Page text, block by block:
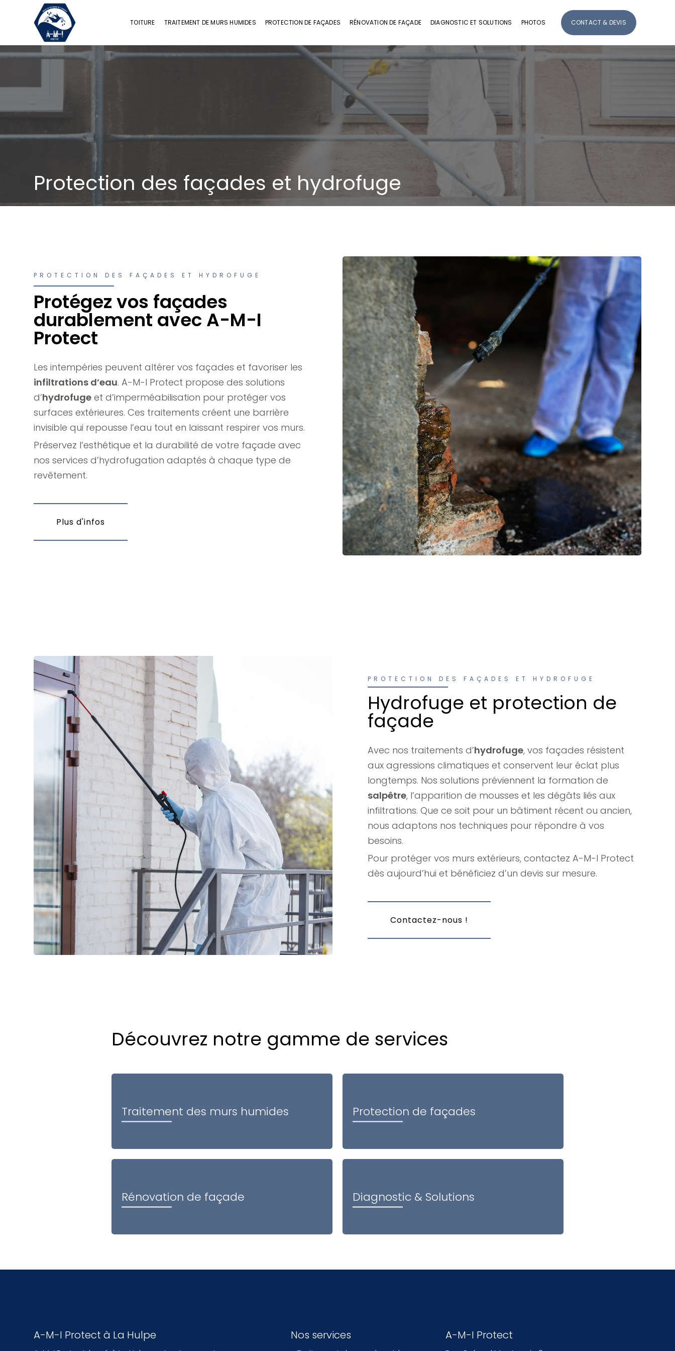
TOITURE TRAITEMENT DE MURS HUMIDES PROTECTION DE FAÇADES RÉNOVATION DE FAÇADE DIAGNOSTIC ET SOLUTIONS PHOTOS CONTACT & DEVIS
Protection des façades et hydrofuge
PROTECTION DES FAÇADES ET HYDROFUGE
Protégez vos façades
durablement avec A-M-I
Protect
Les intempéries peuvent altérer vos façades et favoriser les
infiltrations d’eau. A-M-I Protect propose des solutions
d’hydrofuge et d’imperméabilisation pour protéger vos
surfaces extérieures. Ces traitements créent une barrière
invisible qui repousse l’eau tout en laissant respirer vos murs.
Préservez l’esthétique et la durabilité de votre façade avec
nos services d’hydrofugation adaptés à chaque type de
revêtement.
Plus d'infos
PROTECTION DES FAÇADES ET HYDROFUGE
Hydrofuge et protection de
façade
Avec nos traitements d’hydrofuge, vos façades résistent
aux agressions climatiques et conservent leur éclat plus
longtemps. Nos solutions préviennent la formation de
salpêtre, l’apparition de mousses et les dégâts liés aux
infiltrations. Que ce soit pour un bâtiment récent ou ancien,
nous adaptons nos techniques pour répondre à vos
besoins.
Pour protéger vos murs extérieurs, contactez A-M-I Protect
dès aujourd’hui et bénéficiez d’un devis sur mesure.
Contactez-nous !
Découvrez notre gamme de services
Traitement des murs humides Protection de façades
Rénovation de façade Diagnostic & Solutions
A-M-I Protect à La Hulpe Nos services A-M-I Protect